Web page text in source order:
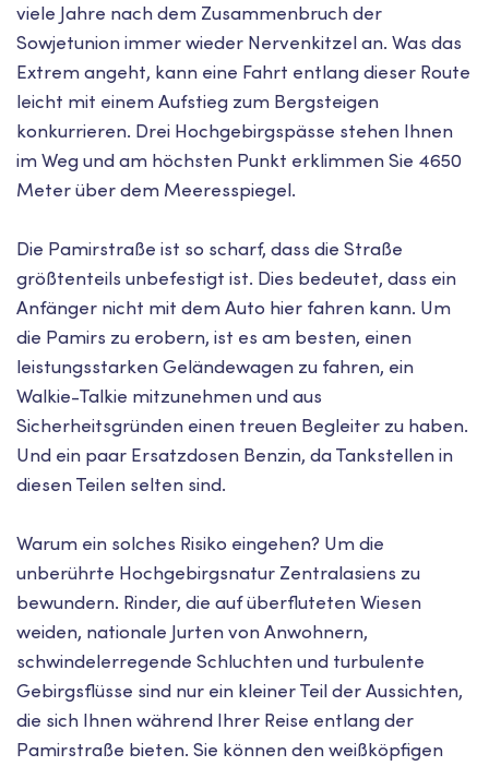
viele Jahre nach dem Zusammenbruch der
Sowjetunion immer wieder Nervenkitzel an. Was das
Extrem angeht, kann eine Fahrt entlang dieser Route
leicht mit einem Aufstieg zum Bergsteigen
konkurrieren. Drei Hochgebirgspässe stehen Ihnen
im Weg und am höchsten Punkt erklimmen Sie 4650
Meter über dem Meeresspiegel.
Die Pamirstraße ist so scharf, dass die Straße
größtenteils unbefestigt ist. Dies bedeutet, dass ein
Anfänger nicht mit dem Auto hier fahren kann. Um
die Pamirs zu erobern, ist es am besten, einen
leistungsstarken Geländewagen zu fahren, ein
Walkie-Talkie mitzunehmen und aus
Sicherheitsgründen einen treuen Begleiter zu haben.
Und ein paar Ersatzdosen Benzin, da Tankstellen in
diesen Teilen selten sind.
Warum ein solches Risiko eingehen? Um die
unberührte Hochgebirgsnatur Zentralasiens zu
bewundern. Rinder, die auf überfluteten Wiesen
weiden, nationale Jurten von Anwohnern,
schwindelerregende Schluchten und turbulente
Gebirgsflüsse sind nur ein kleiner Teil der Aussichten,
die sich Ihnen während Ihrer Reise entlang der
Pamirstraße bieten. Sie können den weißköpfigen